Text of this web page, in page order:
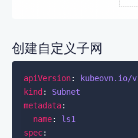
创建自定义子网
apiVersion:
kubeovn.io/
kind : Subnet
metadata
name: ls1
spec